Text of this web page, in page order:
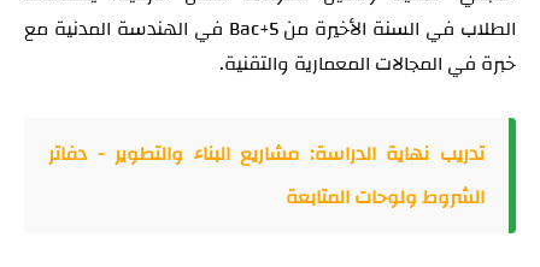
الطلاب في السنة الأخيرة من Bac+5 في الهندسة المدنية مع
خبرة في المجالات المعمارية والتقنية.
تدريب نهاية الدراسة: مشاريع البناء والتطوير - دفاتر
الشروط ولوحات المتابعة